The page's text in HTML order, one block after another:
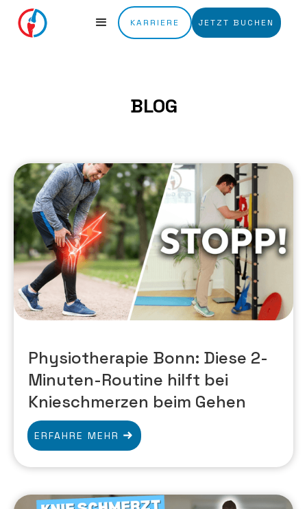
KARRIERE JETZT BUCHEN
BLOG
Physiotherapie Bonn: Diese 2-
Minuten-Routine hilft bei
Knieschmerzen beim Gehen
ERFAHRE MEHR